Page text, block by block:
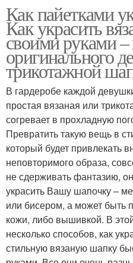
Как пайетками
Как украсить
своими руками –
оригинального
трикотажной
В гардеробе каждой
простая вязаная или
согревает в прохладную
Превратить такую вещь в
который будет привлекать
неповторимого образа,
не сдерживать фантазию,
украсить Вашу шапочку –
или бисером, а может быть
кожи, либо вышивкой. В
несколько способов, как
стильную вязаную шапку